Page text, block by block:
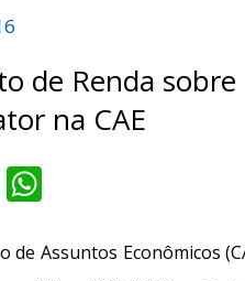
de Renda
na CAE
Twitter
de Assuntos Econômicos